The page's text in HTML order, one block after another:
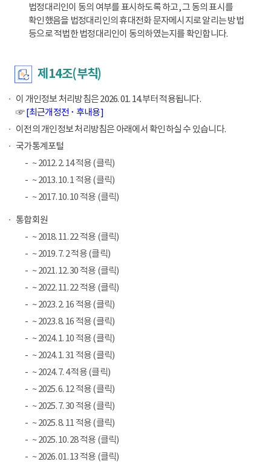
법정대리인이 동의 여부를 표시하도록 하고, 그 동의 표시를
확인했음을 법정대리인의 휴대전화 문자메시지로 알리는 방법
등으로 적법한 법정대리인이 동의하였는지를 확인합니다.
제14조(부칙)
이 개인정보 처리방침은 2026. 01. 14.부터 적용됩니다.
☞[최근개정전 ･ 후내용]
이전의 개인정보 처리방침은 아래에서 확인하실 수 있습니다.
국가통계포털
~ 2012. 2. 14 적용 (클릭)
~ 2013. 10. 1 적용 (클릭)
~ 2017. 10. 10 적용 (클릭)
통합회원
~ 2018. 11. 22 적용 (클릭)
~ 2019. 7. 2 적용 (클릭)
~ 2021. 12. 30 적용 (클릭)
~ 2022. 11. 22 적용 (클릭)
~ 2023. 2. 16 적용 (클릭)
~ 2023. 8. 16 적용 (클릭)
~ 2024. 1. 10 적용 (클릭)
~ 2024. 1. 31 적용 (클릭)
~ 2024. 7. 4 적용 (클릭)
~ 2025. 6. 12 적용 (클릭)
~ 2025. 7. 30 적용 (클릭)
~ 2025. 8. 11 적용 (클릭)
~ 2025. 10. 28 적용 (클릭)
~ 2026. 01. 13 적용 (클릭)